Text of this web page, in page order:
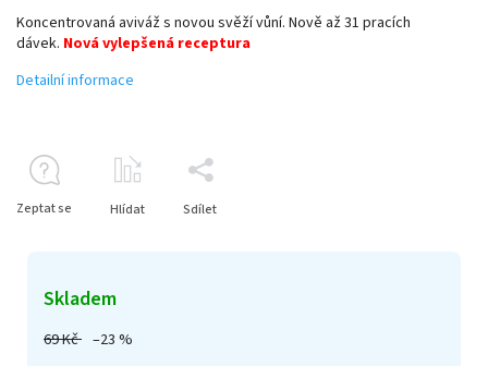
69 Kč –23 %
Skladem
Koncentrovaná aviváž s novou svěží vůní. Nově až 31 pracích
dávek. Nová vylepšená receptura
Detailní informace
Zeptat se Hlídat Sdílet